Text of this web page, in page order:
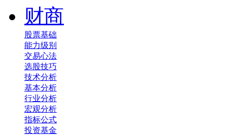
财商
股票基础
能力级别
交易心法
选股技巧
技术分析
基本分析
行业分析
宏观分析
指标公式
投资基金